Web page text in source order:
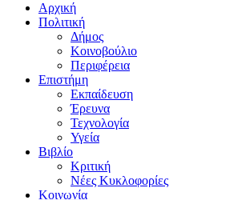
Αρχική
Πολιτική
Δήμος
Κοινοβούλιο
Περιφέρεια
Επιστήμη
Εκπαίδευση
Έρευνα
Τεχνολογία
Υγεία
Βιβλίο
Κριτική
Νέες Κυκλοφορίες
Κοινωνία